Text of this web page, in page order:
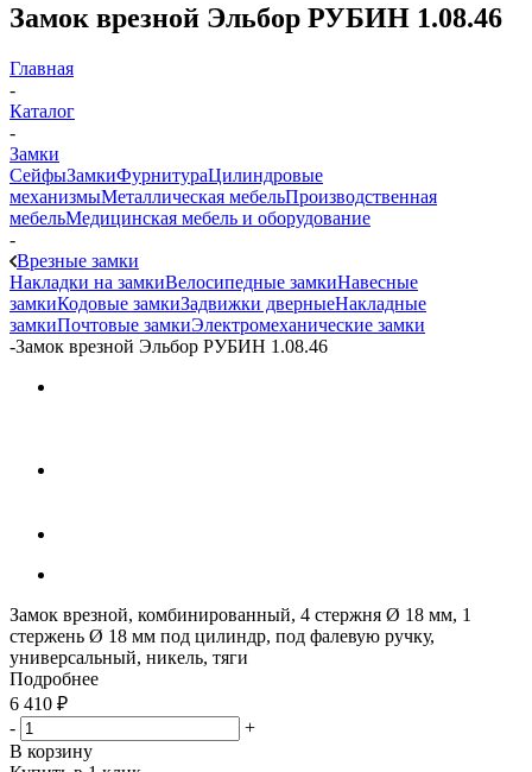
Замок врезной Эльбор РУБИН 1.08.46
Главная
-
Каталог
-
Замки
СейфыЗамкиФурнитураЦилиндровые
механизмыМеталлическая мебельПроизводственная
мебельМедицинская мебель и оборудование
-
Врезные замки
Накладки на замкиВелосипедные замкиНавесные
замкиКодовые замкиЗадвижки дверныеНакладные
замкиПочтовые замкиЭлектромеханические замки
-Замок врезной Эльбор РУБИН 1.08.46
Замок врезной, комбинированный, 4 стержня Ø 18 мм, 1
стержень Ø 18 мм под цилиндр, под фалевую ручку,
универсальный, никель, тяги
Подробнее
6 410 ₽
-
+
В корзину